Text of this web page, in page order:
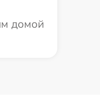
домой